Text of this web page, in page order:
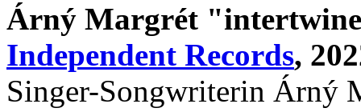
Árný Margrét
Independent Records,
Singer-Songwriterin Árný